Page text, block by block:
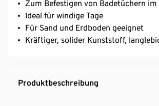
Zum Befestigen von Badetüchern im
Ideal für windige Tage
Für Sand und Erdboden geeignet
Kräftiger, solider Kunststoff,
Produktbeschreibung